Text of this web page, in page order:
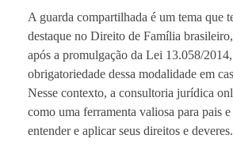
A guarda compartilhada é um tema que
destaque no Direito de Família
após a promulgação da Lei 13.058/2014,
obrigatoriedade dessa modalidade em
Nesse contexto, a consultoria jurídica
como uma ferramenta valiosa para pais
entender e aplicar seus direitos e deveres.